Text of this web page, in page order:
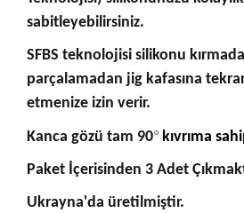
sabitleyebilirsiniz.
SFBS teknolojisi silikonu
parçalamadan jig kafasına
etmenize izin verir.
Kanca gözü tam 90° kıvrıma
Paket İçerisinden 3 Adet
Ukrayna'da üretilmiştir.